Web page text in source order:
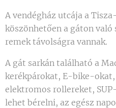
A vendégház utcája a
köszönhetően a gáton
remek távolságra vannak.
A gát sarkán található a
kerékpárokat, E-bike-
elektromos rollereket,
lehet bérelni, az egész